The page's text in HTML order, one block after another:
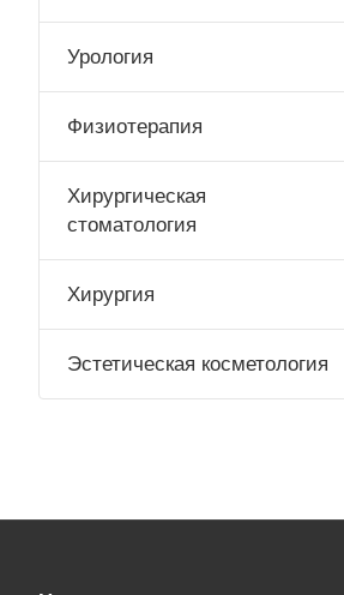
Урология
Физиотерапия
Хирургическая
стоматология
Хирургия
Эстетическая косметология